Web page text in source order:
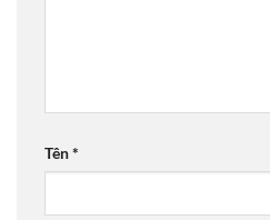
Tên*